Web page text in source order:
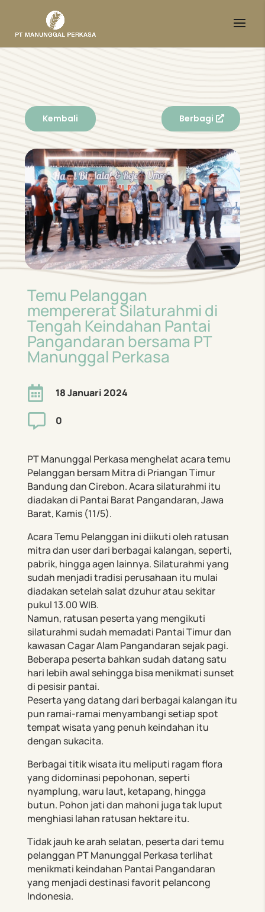
Kembali Berbagi
Temu Pelanggan
mempererat Silaturahmi di
Tengah Keindahan Pantai
Pangandaran bersama PT
Manunggal Perkasa
 18 Januari 2024
 0
PT Manunggal Perkasa menghelat acara temu
Pelanggan bersam Mitra di Priangan Timur
Bandung dan Cirebon. Acara silaturahmi itu
diadakan di Pantai Barat Pangandaran, Jawa
Barat, Kamis (11/5).
Acara Temu Pelanggan ini diikuti oleh ratusan
mitra dan user dari berbagai kalangan, seperti,
pabrik, hingga agen lainnya. Silaturahmi yang
sudah menjadi tradisi perusahaan itu mulai
diadakan setelah salat dzuhur atau sekitar
pukul 13.00 WIB.
Namun, ratusan peserta yang mengikuti
silaturahmi sudah memadati Pantai Timur dan
kawasan Cagar Alam Pangandaran sejak pagi.
Beberapa peserta bahkan sudah datang satu
hari lebih awal sehingga bisa menikmati sunset
di pesisir pantai.
Peserta yang datang dari berbagai kalangan itu
pun ramai-ramai menyambangi setiap spot
tempat wisata yang penuh keindahan itu
dengan sukacita.
Berbagai titik wisata itu meliputi ragam flora
yang didominasi pepohonan, seperti
nyamplung, waru laut, ketapang, hingga
butun. Pohon jati dan mahoni juga tak luput
menghiasi lahan ratusan hektare itu.
Tidak jauh ke arah selatan, peserta dari temu
pelanggan PT Manunggal Perkasa terlihat
menikmati keindahan Pantai Pangandaran
yang menjadi destinasi favorit pelancong
Indonesia.